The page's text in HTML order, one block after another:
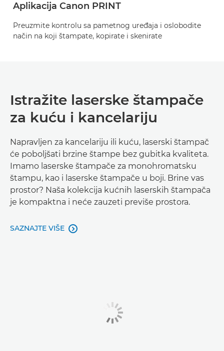
Aplikacija Canon PRINT
Preuzmite kontrolu sa pametnog uređaja i oslobodite
način na koji štampate, kopirate i skenirate
Istražite laserske štampače
za kuću i kancelariju
Napravljen za kancelariju ili kuću, laserski štampač
će poboljšati brzine štampe bez gubitka kvaliteta.
Imamo laserske štampače za monohromatsku
štampu, kao i laserske štampače u boji. Brine vas
prostor? Naša kolekcija kućnih laserskih štampača
je kompaktna i neće zauzeti previše prostora.
SAZNAJTE VIŠE 